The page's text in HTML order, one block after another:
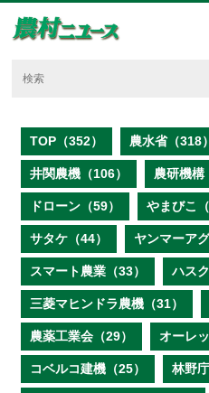
TOP（352） 農水省（318）
井関農機（106） 農研機構
ドローン（59） やまびこ（
サタケ（44） ヤンマーア
スマート農業（33） ハス
三菱マヒンドラ農機（31）
農薬工業会（29） オーレ
コベルコ建機（25） 林野